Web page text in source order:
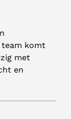
team komt
met
en